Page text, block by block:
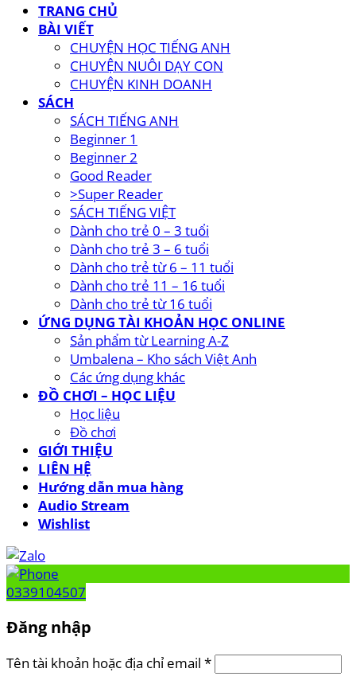
TRANG CHỦ
BÀI VIẾT
CHUYỆN HỌC TIẾNG ANH
CHUYỆN NUÔI DẠY CON
CHUYỆN KINH DOANH
SÁCH
SÁCH TIẾNG ANH
Beginner 1
Beginner 2
Good Reader
>Super Reader
SÁCH TIẾNG VIỆT
Dành cho trẻ 0 – 3 tuổi
Dành cho trẻ 3 – 6 tuổi
Dành cho trẻ từ 6 – 11 tuổi
Dành cho trẻ 11 – 16 tuổi
Dành cho trẻ từ 16 tuổi
ỨNG DỤNG TÀI KHOẢN HỌC ONLINE
Sản phẩm từ Learning A-Z
Umbalena – Kho sách Việt Anh
Các ứng dụng khác
ĐỒ CHƠI – HỌC LIỆU
Học liệu
Đồ chơi
GIỚI THIỆU
LIÊN HỆ
Hướng dẫn mua hàng
Audio Stream
Wishlist
0339104507
Đăng nhập
Tên tài khoản hoặc địa chỉ email *